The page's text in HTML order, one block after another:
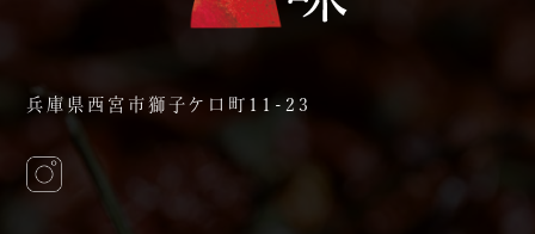
兵庫県西宮市獅子ケ口町11-23